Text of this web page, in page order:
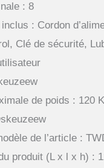
: 8
: Cordon
Clé de sécurité,
de poids : 120
de l’article :
produit (L x l x h) :